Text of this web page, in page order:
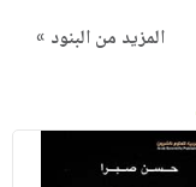
المزيد من البنود »